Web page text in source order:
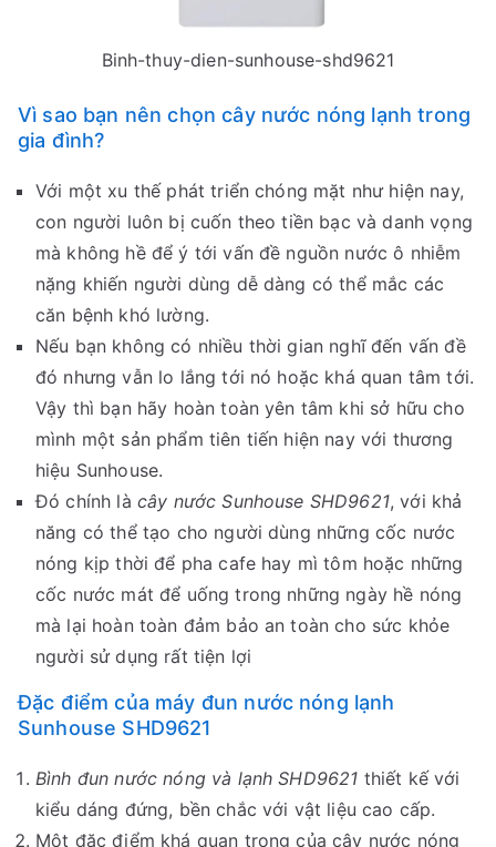
Binh-thuy-dien-sunhouse-shd9621
Vì sao bạn nên chọn cây nước nóng lạnh trong
gia đình?
Với một xu thế phát triển chóng mặt như hiện nay,
con người luôn bị cuốn theo tiền bạc và danh vọng
mà không hề để ý tới vấn đề nguồn nước ô nhiễm
nặng khiến người dùng dễ dàng có thể mắc các
căn bệnh khó lường.
Nếu bạn không có nhiều thời gian nghĩ đến vấn đề
đó nhưng vẫn lo lắng tới nó hoặc khá quan tâm tới.
Vậy thì bạn hãy hoàn toàn yên tâm khi sở hữu cho
mình một sản phẩm tiên tiến hiện nay với thương
hiệu Sunhouse.
Đó chính là cây nước Sunhouse SHD9621, với khả
năng có thể tạo cho người dùng những cốc nước
nóng kịp thời để pha cafe hay mì tôm hoặc những
cốc nước mát để uống trong những ngày hề nóng
mà lại hoàn toàn đảm bảo an toàn cho sức khỏe
người sử dụng rất tiện lợi
Đặc điểm của máy đun nước nóng lạnh
Sunhouse SHD9621
Bình đun nước nóng và lạnh SHD9621 thiết kế với
kiểu dáng đứng, bền chắc với vật liệu cao cấp.
Một đặc điểm khá quan trọng của cây nước nóng